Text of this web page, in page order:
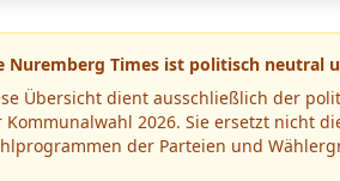
Nuremberg Times ist politisch neutral
Übersicht dient ausschließlich der
Kommunalwahl 2026. Sie ersetzt nicht
der Parteien und